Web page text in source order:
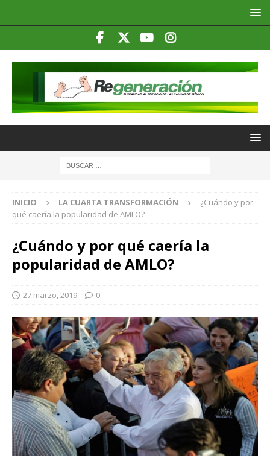
INICIO LA CUARTA TRANSFORMACIÓN
¿Cuándo y por
qué caería la popularidad de AMLO?
¿Cuándo y por qué caería la
popularidad de AMLO?
27 marzo, 2019 0